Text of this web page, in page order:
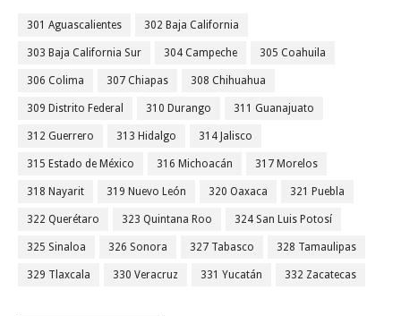
301 Aguascalientes 302 Baja California
303 Baja California Sur 304 Campeche 305 Coahuila
306 Colima 307 Chiapas 308 Chihuahua
309 Distrito Federal 310 Durango 311 Guanajuato
312 Guerrero 313 Hidalgo 314 Jalisco
315 Estado de México 316 Michoacán 317 Morelos
318 Nayarit 319 Nuevo León 320 Oaxaca 321 Puebla
322 Querétaro 323 Quintana Roo 324 San Luis Potosí
325 Sinaloa 326 Sonora 327 Tabasco 328 Tamaulipas
329 Tlaxcala 330 Veracruz 331 Yucatán 332 Zacatecas